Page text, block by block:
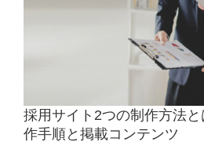
よくあるご質問
採用サイト2つの制作方法
作手順と掲載コンテンツ